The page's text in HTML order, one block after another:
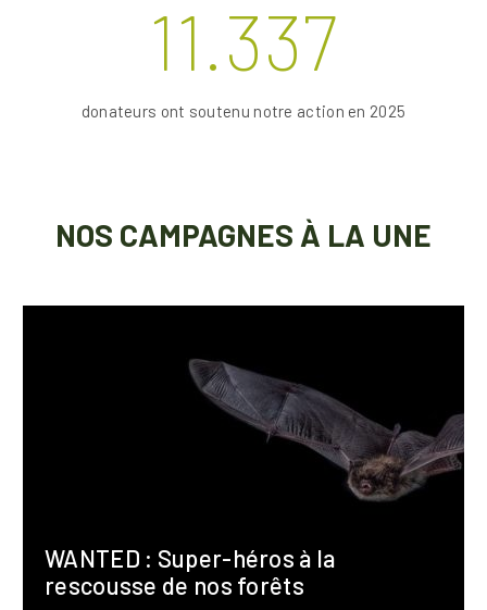
11.337
donateurs ont soutenu notre action en 2025
NOS CAMPAGNES À LA UNE
WANTED : Super-héros à la
rescousse de nos forêts